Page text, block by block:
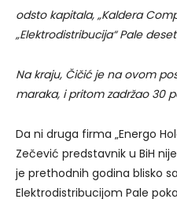
odsto kapitala, „Kaldera
„Elektrodistribucija“ Pale
Na kraju, Čičić je na ovom
maraka, i pritom zadržao 30
Da ni druga firma „Energo
Zečević predstavnik u BiH
je prethodnih godina blisko
Elektrodistribucijom Pale